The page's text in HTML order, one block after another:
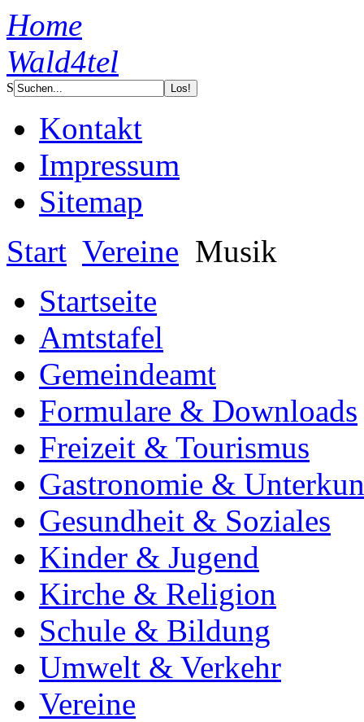
Home
Wald4tel
S
Kontakt
Impressum
Sitemap
Start Vereine Musik
Startseite
Amtstafel
Gemeindeamt
Formulare & Downloads
Freizeit & Tourismus
Gastronomie &
Gesundheit & Soziales
Kinder & Jugend
Kirche & Religion
Schule & Bildung
Umwelt & Verkehr
Vereine